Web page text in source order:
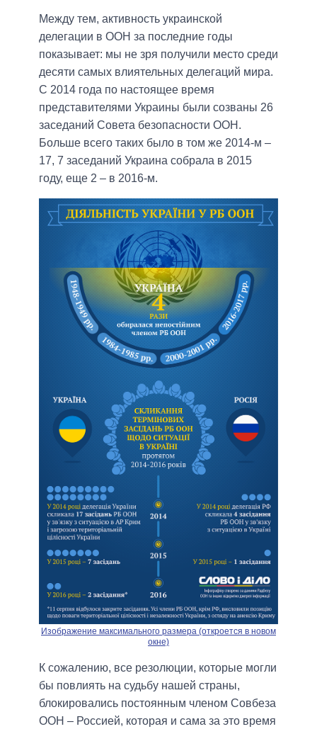
Между тем, активность украинской
делегации в ООН за последние годы
показывает: мы не зря получили место среди
десяти самых влиятельных делегаций мира.
С 2014 года по настоящее время
представителями Украины были созваны 26
заседаний Совета безопасности ООН.
Больше всего таких было в том же 2014-м –
17, 7 заседаний Украина собрала в 2015
году, еще 2 – в 2016-м.
Изображение максимального размера (откроется в новом
окне)
К сожалению, все резолюции, которые могли
бы повлиять на судьбу нашей страны,
блокировались постоянным членом Совбеза
ООН – Россией, которая и сама за это время